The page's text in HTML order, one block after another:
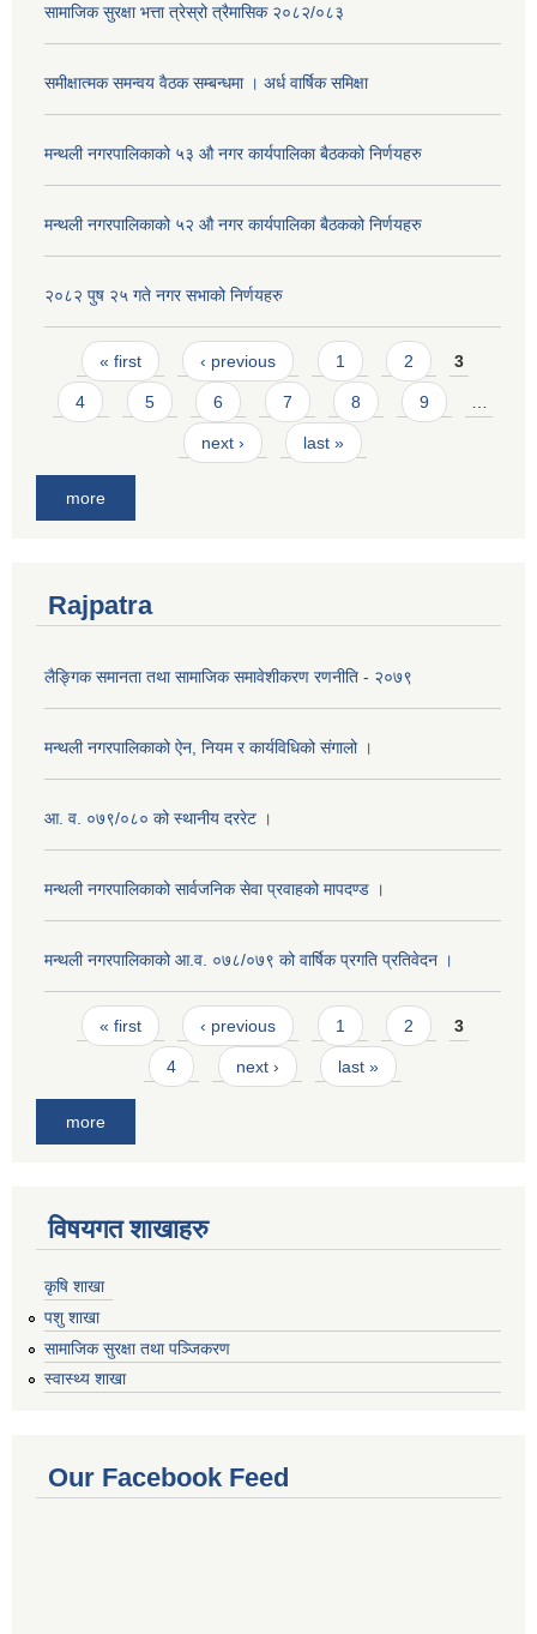
सामाजिक सुरक्षा भत्ता त्रेस्रो त्रैमासिक २०८२/०८३
समीक्षात्मक समन्वय वैठक सम्बन्धमा । अर्ध वार्षिक समिक्षा
मन्थली नगरपालिकाको ५३ औ नगर कार्यपालिका बैठकको निर्णयहरु
मन्थली नगरपालिकाको ५२ औ नगर कार्यपालिका बैठकको निर्णयहरु
२०८२ पुष २५ गते नगर सभाको निर्णयहरु
Pages
« first ‹ previous 1 2 3
4 5 6 7 8 9
next › last »
more
Rajpatra
लैङ्गिक समानता तथा सामाजिक समावेशीकरण रणनीति - २०७९
मन्थली नगरपालिकाको ऐन, नियम र कार्यविधिको संगालो ।
आ. व. ०७९/०८० को स्थानीय दररेट ।
मन्थली नगरपालिकाको सार्वजनिक सेवा प्रवाहको मापदण्ड ।
मन्थली नगरपालिकाको आ.व. ०७८/०७९ को वार्षिक प्रगति प्रतिवेदन ।
Pages
« first ‹ previous 1 2 3
4 next › last »
more
विषयगत शाखाहरु
कृषि शाखा
पशु शाखा
सामाजिक सुरक्षा तथा पञ्जिकरण
स्वास्थ्य शाखा
Our Facebook Feed